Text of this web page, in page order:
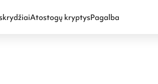
Atostogų kryptysPagalba